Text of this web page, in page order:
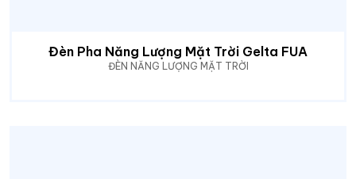
Đèn Pha Năng Lượng Mặt Trời Gelta FUA
ĐÈN NĂNG LƯỢNG MẶT TRỜI